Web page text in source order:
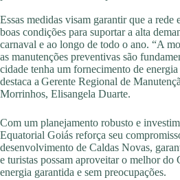
Essas medidas visam garantir que a rede
boas condições para suportar a alta
carnaval e ao longo de todo o ano. “A
as manutenções preventivas são
cidade tenha um fornecimento de
destaca a Gerente Regional de
Morrinhos, Elisangela Duarte.
Com um planejamento robusto e
Equatorial Goiás reforça seu
desenvolvimento de Caldas Novas,
e turistas possam aproveitar o melhor do
energia garantida e sem preocupações.